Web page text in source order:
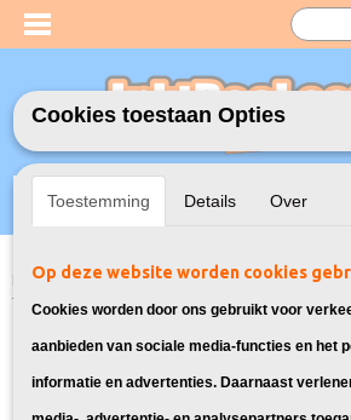
Inloggen Registreren
Home>Labels>Huismerk Brother TZ-231
Cookies toestaan Opties
Toestemming Details Over
Op deze website worden cookies
Cookies worden door ons gebruikt voor
aanbieden van sociale media-functies en het
informatie en advertenties. Daarnaast